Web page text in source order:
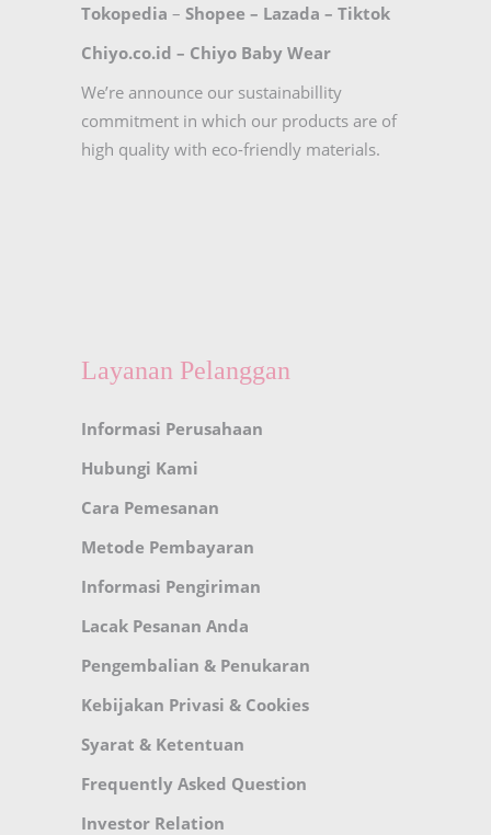
Tokopedia – Shopee – Lazada – Tiktok
Chiyo.co.id – Chiyo Baby Wear
We’re announce our sustainabillity
commitment in which our products are of
high quality with eco-friendly materials.
Layanan Pelanggan
Informasi Perusahaan
Hubungi Kami
Cara Pemesanan
Metode Pembayaran
Informasi Pengiriman
Lacak Pesanan Anda
Pengembalian & Penukaran
Kebijakan Privasi & Cookies
Syarat & Ketentuan
Frequently Asked Question
Investor Relation